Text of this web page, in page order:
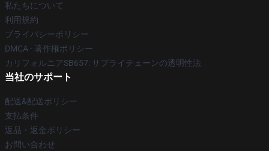
私たちについて
利用規約
プライバシーポリシー
DMCA - 著作権ポリシー
カリフォルニアSB657: サプライチェーンの透明性法
当社のサポート
配送&配送ポリシー
支払条件
返品・返金ポリシー
お問い合わせ